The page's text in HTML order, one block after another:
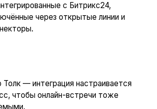
с Битрикс24,
через открытые линии и
— интеграция настраивается
чтобы онлайн-встречи тоже